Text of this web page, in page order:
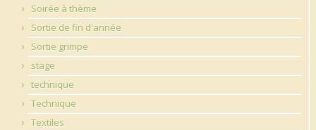
Soirée à thème
Sortie de fin d'année
Sortie grimpe
stage
technique
Technique
Textiles